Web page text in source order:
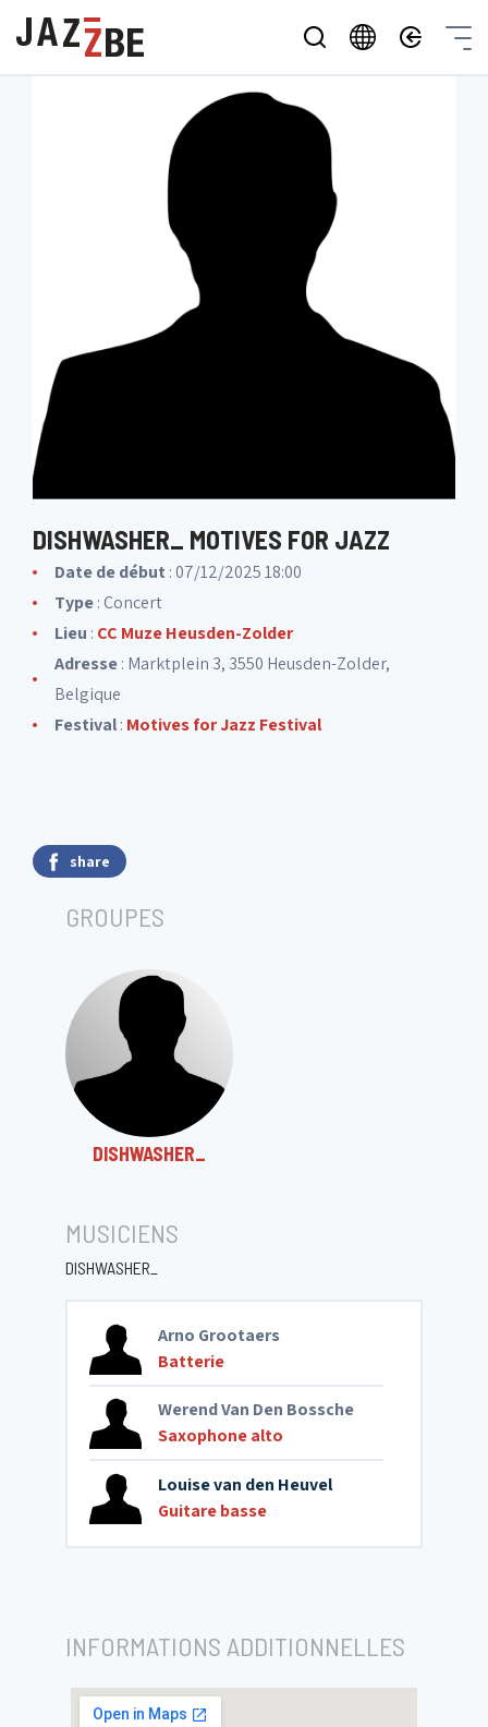
DISHWASHER_ MOTIVES FOR JAZZ
Date de début : 07/12/2025 18:00
Type: Concert
Lieu : CC Muze Heusden-Zolder
Adresse: Marktplein 3, 3550 Heusden-Zolder,
Belgique
Festival: Motives for Jazz Festival
share
GROUPES
DISHWASHER_
MUSICIENS
DISHWASHER_
Arno Grootaers
Batterie
Werend Van Den Bossche
Saxophone alto
Louise van den Heuvel
Guitare basse
INFORMATIONS ADDITIONNELLES